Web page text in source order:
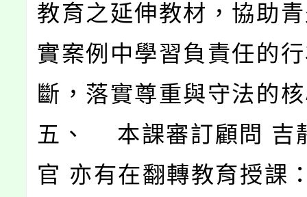
教育之延伸教材，協助
實案例中學習負責任的
斷，落實尊重與守法的
五、 本課審訂顧問 吉
官 亦有在翻轉教育授課